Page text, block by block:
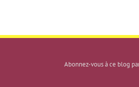
Abonnez-vous à ce blog